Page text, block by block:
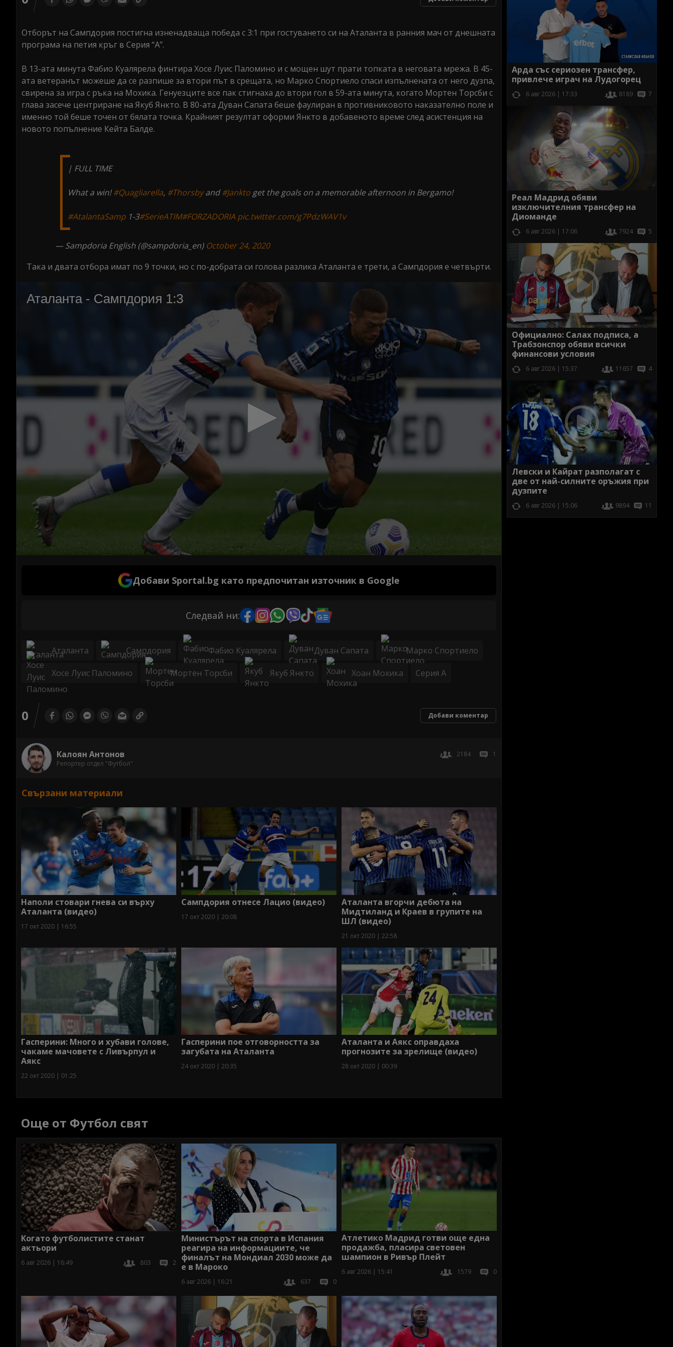
Отборът на Сампдория постигна изненадваща победа с 3:1 при гостуването си на Аталанта в ранния мач от днешната
програма на петия кръг в Серия “А”.
В 13-ата минута Фабио Куалярела финтира Хосе Луис Паломино и с мощен шут прати топката в неговата мрежа. В 45-
ата ветеранът можеше да се разпише за втори път в срещата, но Марко Спортиело спаси изпълнената от него дузпа,
свирена за игра с ръка на Мохика. Генуезците все пак стигнаха до втори гол в 59-ата минута, когато Мортен Торсби с
глава засече центриране на Якуб Янкто. В 80-ата Дуван Сапата беше фаулиран в противниковото наказателно поле и
именно той беше точен от бялата точка. Крайният резултат оформи Янкто в добавеното време след асистенция на
новото попълнение Кейта Балде.
| FULL TIME
What a win!#Quagliarella, #Thorsbyand#Janktoget the goals on a memorable afternoon in Bergamo!
#AtalantaSamp1-3#SerieATIM#FORZADORIA pic.twitter.com/g7PdzWAV1v
— Sampdoria English (@sampdoria_en) October 24, 2020
Така и двата отбора имат по 9 точки, но с по-добрата си голова разлика Аталанта е трети, а Сампдория е четвърти.
Добави Sportal.bg като предпочитан източник в Google
Следвай ни:
Аталанта Сампдория Фабио Куалярела Дуван Сапата Марко Спортиело
Хосе Луис Паломино Мортен Торсби Якуб Янкто Хоан Мохика Серия А
0 Добави коментар
Калоян Антонов
Репортер отдел "Футбол"
2184 1
Свързани материали
Наполи стовари гнева си върху
Аталанта (видео)
17 окт 2020 | 16:55
Сампдория отнесе Лацио (видео)
17 окт 2020 | 20:08
Аталанта вгорчи дебюта на
Мидтиланд и Краев в групите на
ШЛ (видео)
21 окт 2020 | 22:58
Гасперини: Много и хубави голове,
чакаме мачовете с Ливърпул и
Аякс
22 окт 2020 | 01:25
Гасперини пое отговорността за
загубата на Аталанта
24 окт 2020 | 20:35
Аталанта и Аякс оправдаха
прогнозите за зрелище (видео)
28 окт 2020 | 00:39
Още от Футбол свят
Когато футболистите станат
актьори
6 авг 2026 | 16:49 803 2
Министърът на спорта в Испания
реагира на информациите, че
финалът на Мондиал 2030 може да
е в Мароко
6 авг 2026 | 16:21 637 0
Атлетико Мадрид готви още една
продажба, пласира световен
шампион в Ривър Плейт
6 авг 2026 | 15:41 1579 0
Арда със сериозен трансфер,
привлече играч на Лудогорец
6 авг 2026 | 17:33 8189 7
Реал Мадрид обяви
изключителния трансфер на
Диоманде
6 авг 2026 | 17:06 7924 5
Официално: Салах подписа, а
Трабзонспор обяви всички
финансови условия
6 авг 2026 | 15:37 11657 4
Левски и Кайрат разполагат с
две от най-силните оръжия при
дузпите
6 авг 2026 | 15:06 9894 11